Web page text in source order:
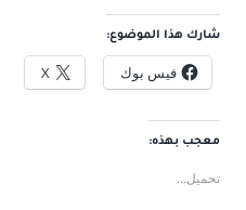
شارك هذا الموضوع:
فيس بوك X
معجب بهذه:
تحميل...